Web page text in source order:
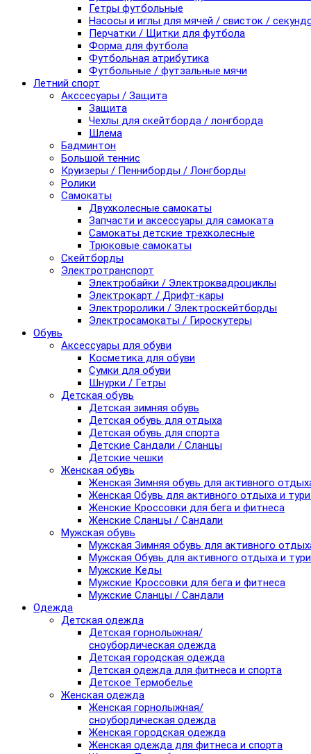
Гетры футбольные
Насосы и иглы для мячей / свисток /
Перчатки / Щитки для футбола
Форма для футбола
Футбольная атрибутика
Футбольные / футзальные мячи
Летний спорт
Акссесуары / Защита
Защита
Чехлы для скейтборда / лонгборда
Шлема
Бадминтон
Большой теннис
Круизеры / Пенниборды / Лонгборды
Ролики
Самокаты
Двухколесные самокаты
Запчасти и аксессуары для самоката
Самокаты детские трехколесные
Трюковые самокаты
Скейтборды
Электротранспорт
Электробайки / Электроквадроциклы
Электрокарт / Дрифт-кары
Электроролики / Электроскейтборды
Электросамокаты / Гироскутеры
Обувь
Аксессуары для обуви
Косметика для обуви
Сумки для обуви
Шнурки / Гетры
Детская обувь
Детская зимняя обувь
Детская обувь для отдыха
Детская обувь для спорта
Детские Сандали / Сланцы
Детские чешки
Женская обувь
Женская Зимняя обувь для активного
Женская Обувь для активного отдыха и
Женские Кроссовки для бега и фитнеса
Женские Сланцы / Сандали
Мужская обувь
Мужская Зимняя обувь для активного
Мужская Обувь для активного отдыха и
Мужские Кеды
Мужские Кроссовки для бега и фитнеса
Мужские Сланцы / Сандали
Одежда
Детская одежда
Детская горнолыжная/
сноубордическая одежда
Детская городская одежда
Детская одежда для фитнеса и спорта
Детское Термобелье
Женская одежда
Женская горнолыжная/
сноубордическая одежда
Женская городская одежда
Женская одежда для фитнеса и спорта